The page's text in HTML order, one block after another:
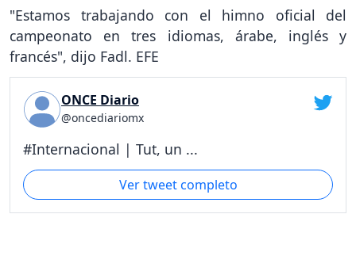
"Estamos trabajando con el himno oficial del
campeonato en tres idiomas, árabe, inglés y
francés", dijo Fadl. EFE
ONCE Diario
@oncediariomx
#Internacional | Tut, un ...
Ver tweet completo